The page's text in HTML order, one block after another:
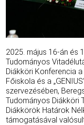
2025. május 16-án és
Tudományos
Diákköri Konferencia
Főiskola és a
szervezésében,
Tudományos Diákköri
Diákkörök Határok
támogatásával